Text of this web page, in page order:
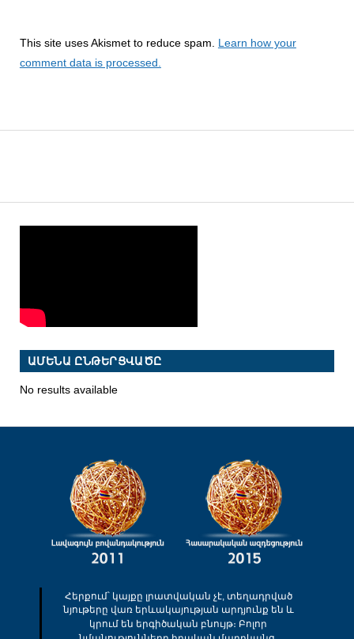
This site uses Akismet to reduce spam. Learn how your
comment data is processed.
ԱՄԵՆԱ ԸՆԹԵՐՑՎԱԾԸ
No results available
Հերքում՝ կայքը լրատվական չէ, տեղադրված
նյութերը վառ երևակայության արդյունք են և
կրում են երգիծական բնույթ։ Բոլոր